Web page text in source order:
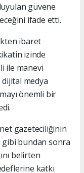
güvene
ifade etti.
ibaret
izinde
ile manevi
medya
önemli bir
gazeteciliğinin
bundan sonra
belirten
katkı